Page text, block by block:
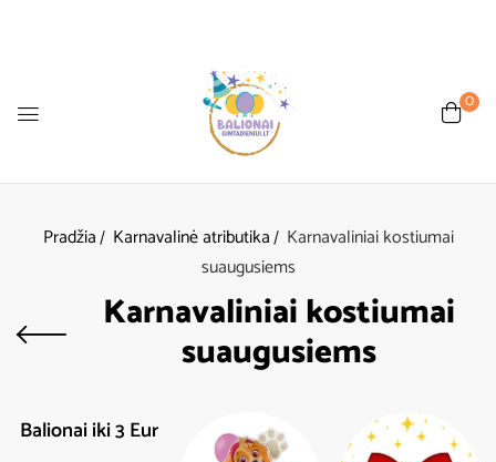
0
Pradžia Karnavalinė atributika
Karnavaliniai kostiumai
suaugusiems
Karnavaliniai kostiumai
suaugusiems
Balionai iki 3 Eur